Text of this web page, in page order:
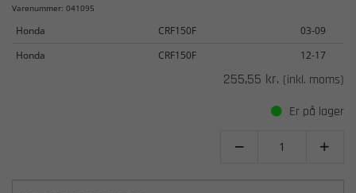
Varenummer: 041095
Honda CRF150F
03-09
Honda
CRF150F 12-17
255,55 kr. (inkl. moms)
Er på lager
 